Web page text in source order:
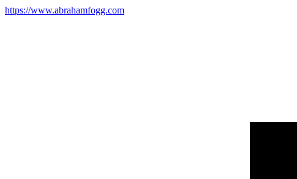
https://www.abrahamfogg.com